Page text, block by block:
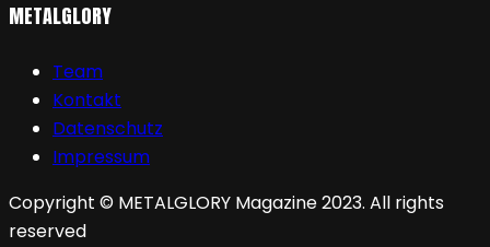
METALGLORY
Team
Kontakt
Datenschutz
Impressum
Copyright © METALGLORY Magazine 2023. All rights
reserved